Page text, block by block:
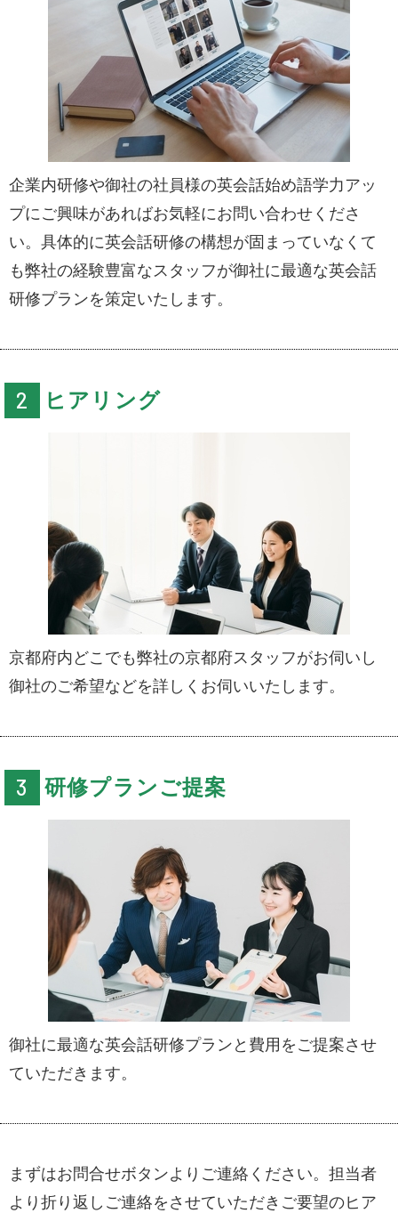
企業内研修や御社の社員様の英会話始め語学力アッ
プにご興味があればお気軽にお問い合わせくださ
い。具体的に英会話研修の構想が固まっていなくて
も弊社の経験豊富なスタッフが御社に最適な英会話
研修プランを策定いたします。
ヒアリング
京都府内どこでも弊社の京都府スタッフがお伺いし
御社のご希望などを詳しくお伺いいたします。
研修プランご提案
御社に最適な英会話研修プランと費用をご提案させ
ていただきます。
まずはお問合せボタンよりご連絡ください。担当者
より折り返しご連絡をさせていただきご要望のヒア